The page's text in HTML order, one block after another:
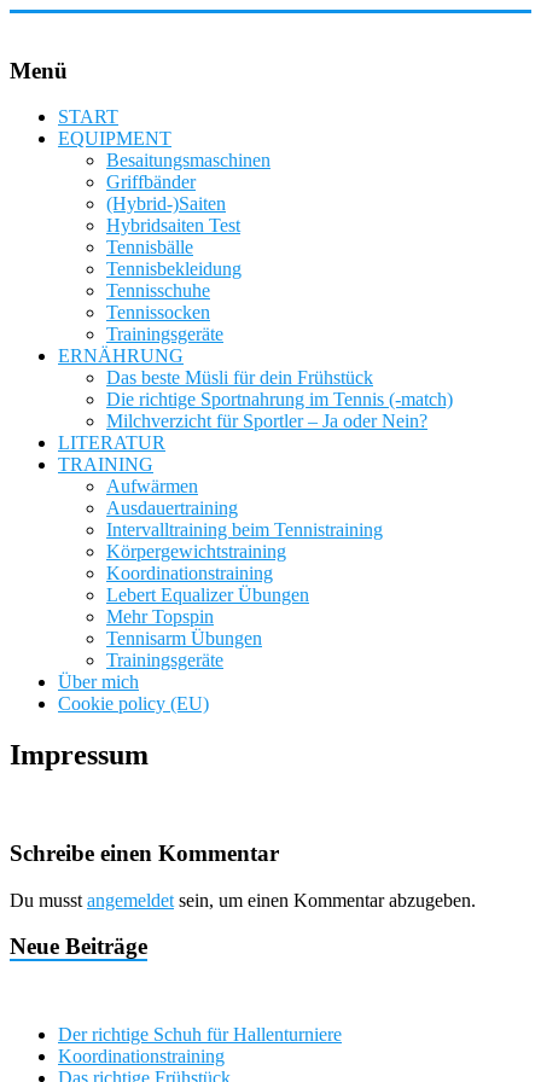
springen
Vier
Erfolg
Menü
START
EQUIPMENT
Besaitungsmaschinen
Griffbänder
(Hybrid-)Saiten
Hybridsaiten Test
Tennisbälle
Tennisbekleidung
Tennisschuhe
Tennissocken
Trainingsgeräte
ERNÄHRUNG
Das beste Müsli für dein Frühstück
Die richtige Sportnahrung im Tennis (-match)
Milchverzicht für Sportler – Ja oder Nein?
LITERATUR
TRAINING
Aufwärmen
Ausdauertraining
Intervalltraining beim Tennistraining
Körpergewichtstraining
Koordinationstraining
Lebert Equalizer Übungen
Mehr Topspin
Tennisarm Übungen
Trainingsgeräte
Über mich
Cookie policy (EU)
Impressum
Schreibe einen Kommentar
Du musst angemeldet sein, um einen Kommentar abzugeben.
Neue Beiträge
Der richtige Schuh für Hallenturniere
Koordinationstraining